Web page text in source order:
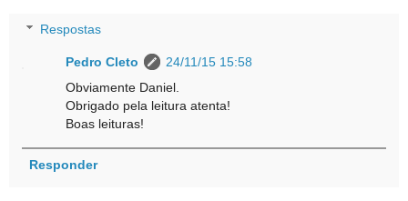
Respostas
Pedro Cleto
24/11/15 15:58
Obviamente Daniel.
Obrigado pela leitura atenta!
Boas leituras!
Responder